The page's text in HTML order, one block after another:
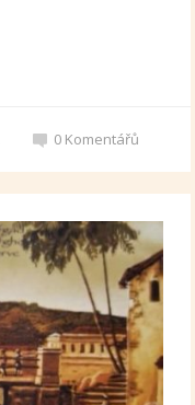
0 Komentářů